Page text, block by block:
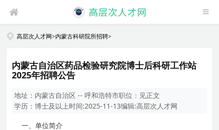
高层次人才网>内蒙古科研院所招聘>
内蒙古自治区药品检验研究院博士后科研工作站
2025年招聘公告
地址： 内蒙古自治区 -- 呼和浩特市职位： 见正文
学历：博士及以上时间:2025-11-13编辑:高层次人才网
一、单位简介